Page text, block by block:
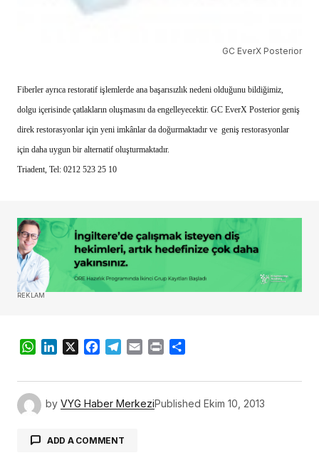
GC EverX Posterior
Fiberler ayrıca restoratif işlemlerde ana başarısızlık nedeni olduğunu bildiğimiz,
dolgu içerisinde çatlakların oluşmasını da engelleyecektir. GC EverX Posterior geniş
direk restorasyonlar için yeni imkânlar da doğurmaktadır ve geniş restorasyonlar
için daha uygun bir alternatif oluşturmaktadır.
Triadent, Tel: 0212 523 25 10
REKLAM
WhatsApp
LinkedIn
X Facebook
Telegram
Email Print
by VYG Haber MerkeziPublished Ekim 10, 2013
ADD A COMMENT